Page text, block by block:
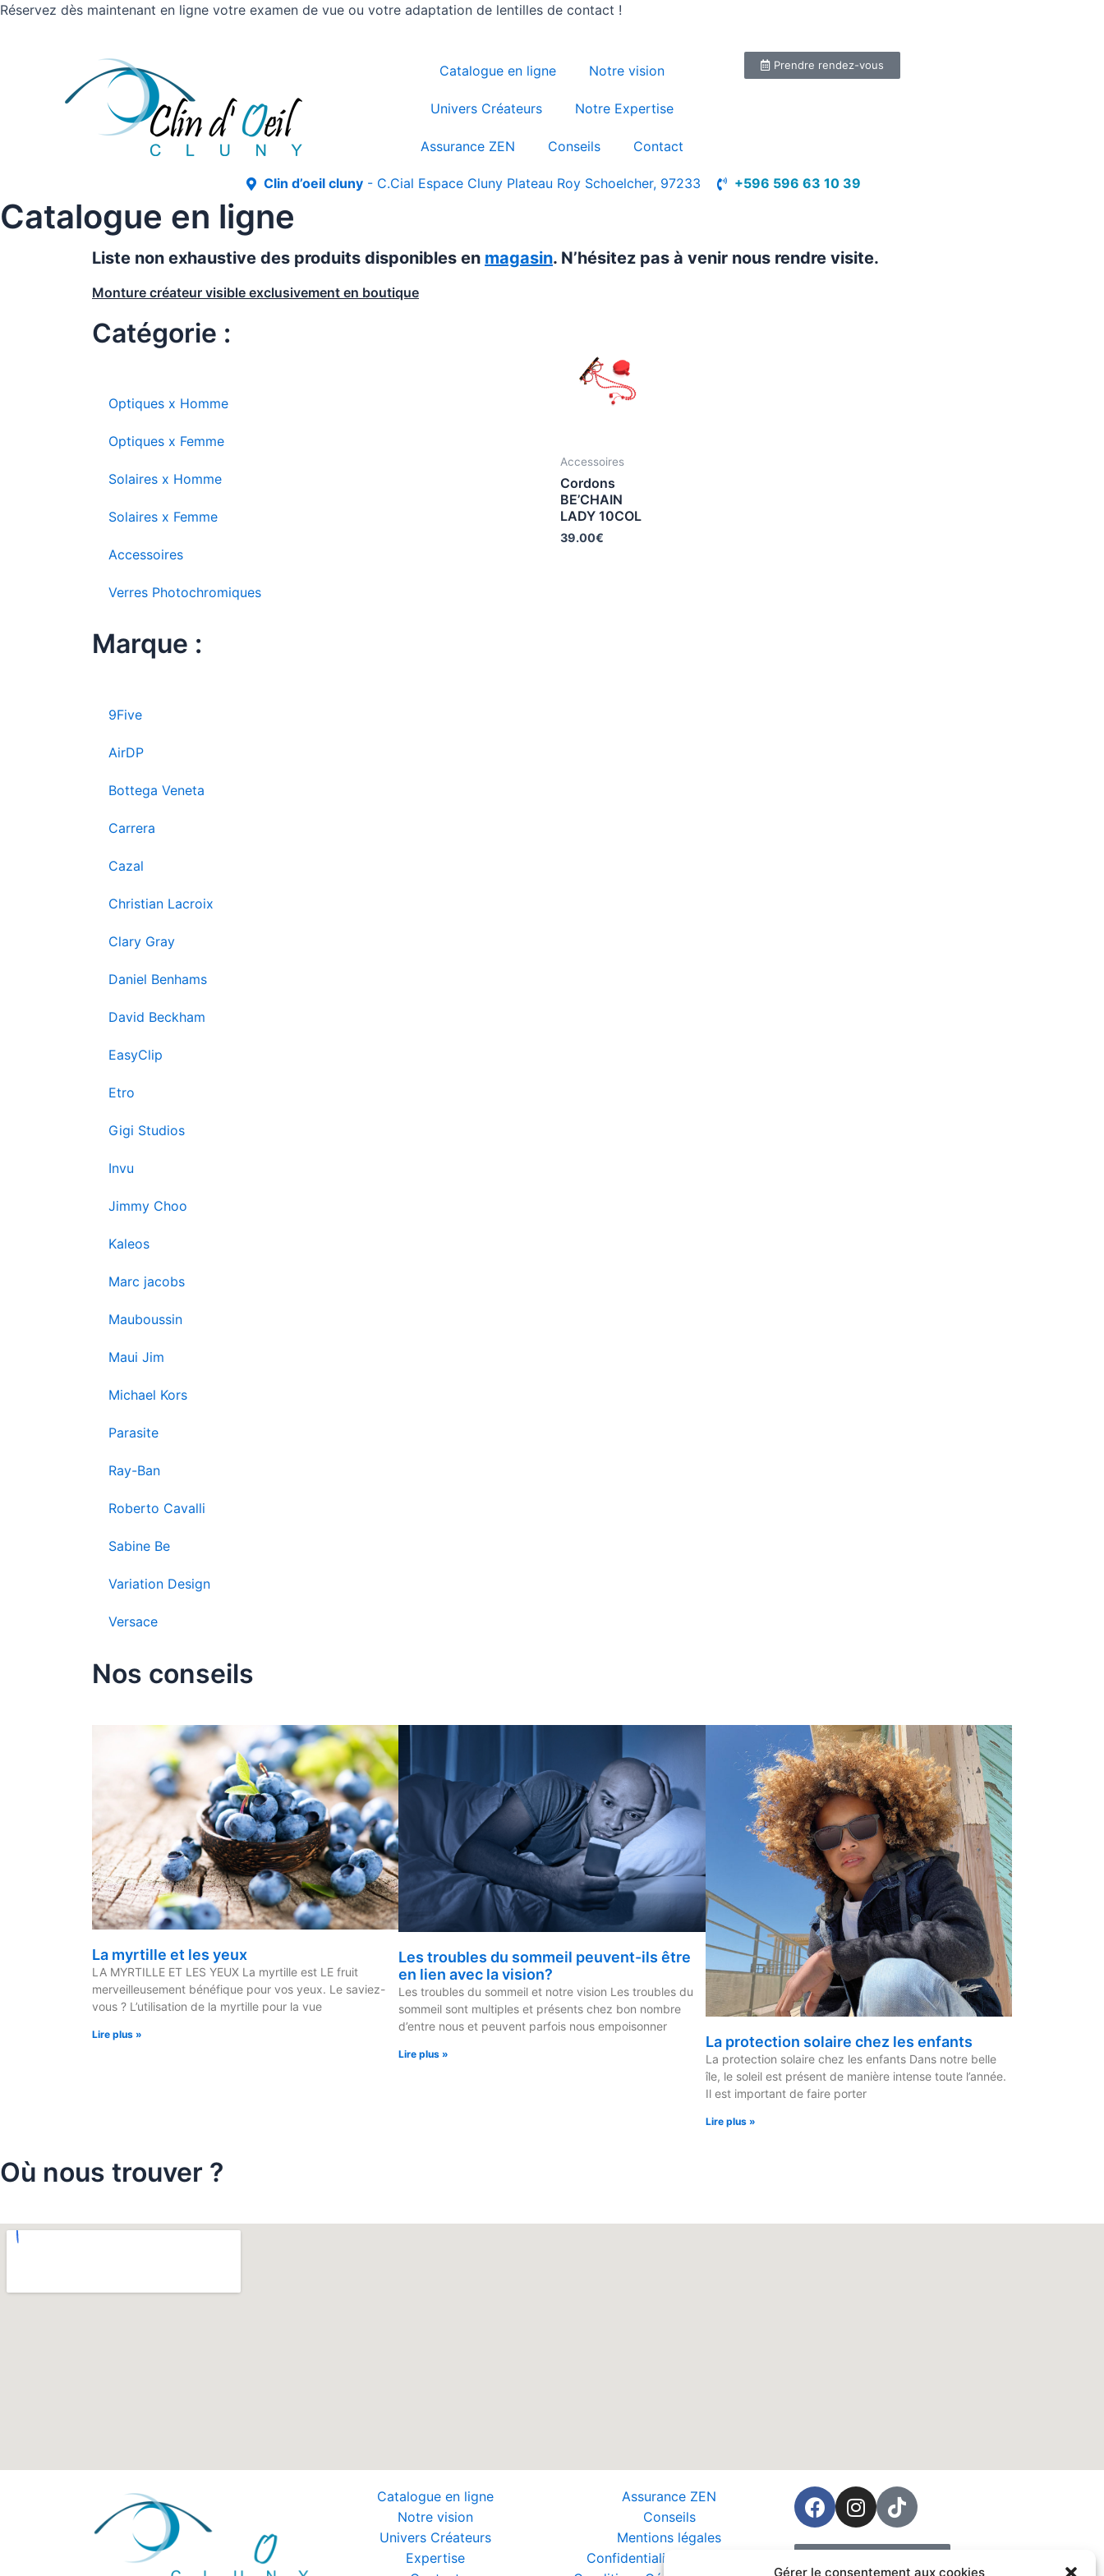
Gérer le consentement aux cookies
Réservez dès maintenant en ligne votre examen de vue ou votre adaptation de lentilles de contact !
Catalogue en ligne Notre vision
Univers Créateurs Notre Expertise
Assurance ZEN Conseils Contact
Prendre rendez-vous
Clin d’oeil cluny - C.Cial Espace Cluny Plateau Roy Schoelcher, 97233 +596 596 63 10 39
Catalogue en ligne
Liste non exhaustive des produits disponibles en magasin. N’hésitez pas à venir nous rendre visite.
Monture créateur visible exclusivement en boutique
Catégorie :
Optiques x Homme
Optiques x Femme
Solaires x Homme
Solaires x Femme
Accessoires
Verres Photochromiques
Marque :
9Five
AirDP
Bottega Veneta
Carrera
Cazal
Christian Lacroix
Clary Gray
Daniel Benhams
David Beckham
EasyClip
Etro
Gigi Studios
Invu
Jimmy Choo
Kaleos
Marc jacobs
Mauboussin
Maui Jim
Michael Kors
Parasite
Ray-Ban
Roberto Cavalli
Sabine Be
Variation Design
Versace
Accessoires
Cordons
BE’CHAIN
LADY 10COL
39.00€
Nos conseils
La myrtille et les yeux
LA MYRTILLE ET LES YEUX La myrtille est LE fruit
merveilleusement bénéfique pour vos yeux. Le saviez-
vous ? L’utilisation de la myrtille pour la vue
Lire plus »
Les troubles du sommeil peuvent-ils être
en lien avec la vision?
Les troubles du sommeil et notre vision Les troubles du
sommeil sont multiples et présents chez bon nombre
d’entre nous et peuvent parfois nous empoisonner
Lire plus »
La protection solaire chez les enfants
La protection solaire chez les enfants Dans notre belle
île, le soleil est présent de manière intense toute l’année.
Il est important de faire porter
Lire plus »
Où nous trouver ?
Catalogue en ligne
Notre vision
Univers Créateurs
Expertise
Assurance ZEN
Conseils
Mentions légales
Confidentialité et Données